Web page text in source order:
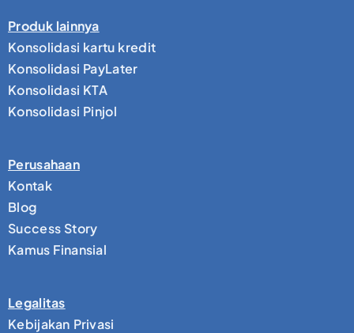
Produk lainnya
Konsolidasi kartu kredit
Konsolidasi PayLater
Konsolidasi KTA
Konsolidasi Pinjol
Perusahaan
Kontak
Blog
Success Story
Kamus Finansial
Legalitas
Kebijakan Privasi